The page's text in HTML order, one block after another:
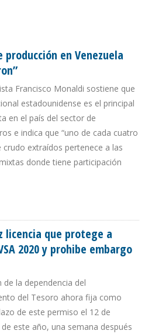
en Venezuela
Francisco Monaldi sostiene que
estadounidense es el principal
en el país del sector de
e indica que “uno de cada cuatro
crudo extraídos pertenece a las
donde tiene participación
licencia que protege a
2020 y prohibe embargo
de la dependencia del
del Tesoro ahora fija como
de este permiso el 12 de
este año, una semana después